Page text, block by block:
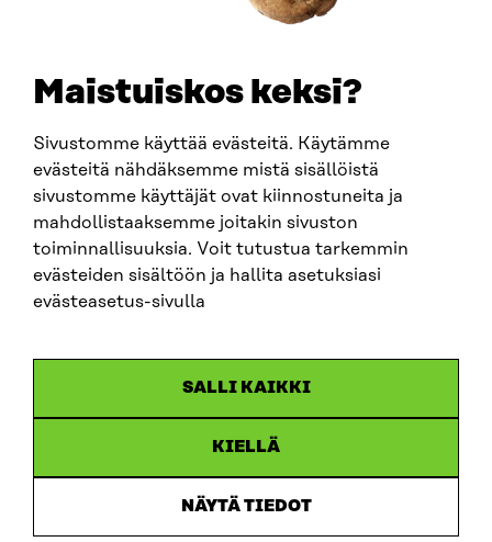
Maistuiskos keksi?
Sivustomme käyttää evästeitä. Käytämme
evästeitä nähdäksemme mistä sisällöistä
sivustomme käyttäjät ovat kiinnostuneita ja
mahdollistaaksemme joitakin sivuston
toiminnallisuuksia. Voit tutustua tarkemmin
evästeiden sisältöön ja hallita asetuksiasi
evästeasetus-sivulla
SALLI KAIKKI
KIELLÄ
NÄYTÄ TIEDOT
firstname.lastname@sitra.fi
SITRA ON SOCIAL MEDIA
LinkedIn
Instagram